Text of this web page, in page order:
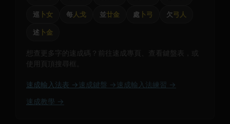
巡 卜女 每人戈 並廿金 處 卜弓 欠弓人
述 卜金
想查更多字的速成碼？前往速成專頁、查看鍵盤表，或
使用頁頂搜尋框。
速成輸入法表 → 速成鍵盤 → 速成輸入法練習 →
速成教學 →